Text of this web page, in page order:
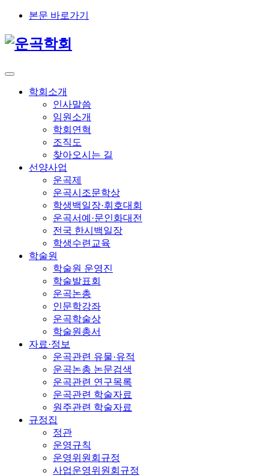
본문 바로가기
학회소개
인사말씀
임원소개
학회연혁
조직도
찾아오시는 길
선양사업
운곡제
운곡시조문학상
학생백일장·휘호대회
운곡서예·문인화대전
전국 한시백일장
학생수련교육
학술원
학술원 운영진
학술발표회
운곡논총
인문학강좌
운곡학술상
학술원총서
자료·정보
운곡관련 유물·유적
운곡논총 논문검색
운곡관련 연구목록
운곡관련 학술자료
원주관련 학술자료
규정집
정관
운영규칙
운영위원회규정
사업운영위원회규정